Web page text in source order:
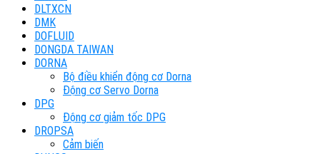
DLTXCN
DMK
DOFLUID
DONGDA TAIWAN
DORNA
Bộ điều khiển động cơ Dorna
Động cơ Servo Dorna
DPG
Động cơ giảm tốc DPG
DROPSA
Cảm biến